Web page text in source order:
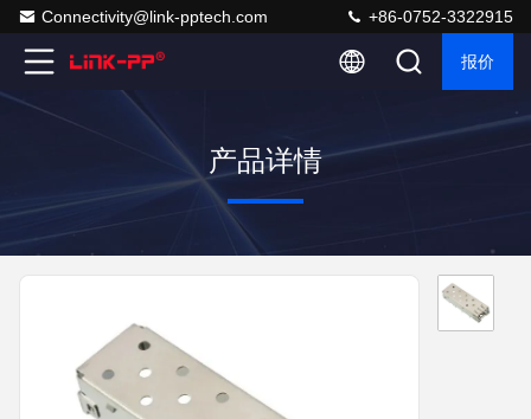
Connectivity@link-pptech.com +86-0752-3322915
报价
产品详情